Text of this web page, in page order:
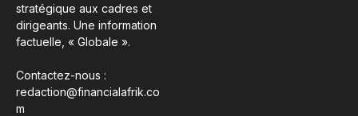
stratégique aux cadres et
dirigeants. Une information
factuelle, « Globale ».
Contactez-nous :
redaction@financialafrik.co
m